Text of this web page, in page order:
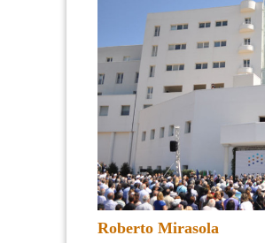
Roberto Mirasola